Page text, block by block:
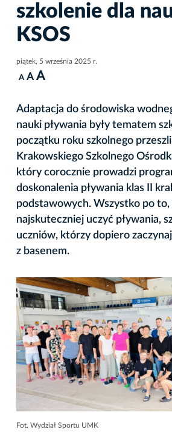
szkolenie dla
KSOS
piątek, 5 września 2025 r.
A A A
Adaptacja do środowiska
nauki pływania były tematem
początku roku szkolnego
Krakowskiego Szkolnego
który corocznie prowadzi
doskonalenia pływania klas II
podstawowych. Wszystko po to,
najskuteczniej uczyć pływania,
uczniów, którzy dopiero
z basenem.
Fot. Wydział Sportu UMK